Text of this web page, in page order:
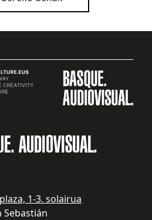
AUDIOVISUAL.
1-3. solairua
Sebastián